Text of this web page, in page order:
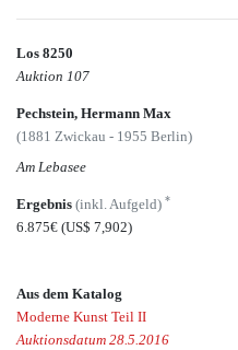
Los 8250
Auktion 107
Pechstein, Hermann Max
(1881 Zwickau - 1955 Berlin)
Am Lebasee
Ergebnis (inkl. Aufgeld) *
6.875€ (US$ 7,902)
Aus dem Katalog
Moderne Kunst Teil II
Auktionsdatum 28.5.2016